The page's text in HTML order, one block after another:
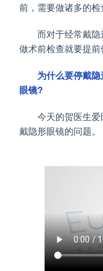
前，需要做诸多的检
而对于经常戴隐
做术前检查就要提
为什么要停戴隐
眼镜?
今天的贺医生爱
戴隐形眼镜的问题。